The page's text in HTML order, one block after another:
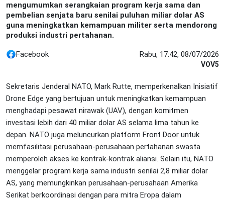
mengumumkan serangkaian program kerja sama dan
pembelian senjata baru senilai puluhan miliar dolar AS
guna meningkatkan kemampuan militer serta mendorong
produksi industri pertahanan.
Facebook Rabu, 17:42, 08/07/2026
VOV5
Sekretaris Jenderal NATO, Mark Rutte, memperkenalkan Inisiatif
Drone Edge yang bertujuan untuk meningkatkan kemampuan
menghadapi pesawat nirawak (UAV), dengan komitmen
investasi lebih dari 40 miliar dolar AS selama lima tahun ke
depan. NATO juga meluncurkan platform Front Door untuk
memfasilitasi perusahaan-perusahaan pertahanan swasta
memperoleh akses ke kontrak-kontrak aliansi. Selain itu, NATO
menggelar program kerja sama industri senilai 2,8 miliar dolar
AS, yang memungkinkan perusahaan-perusahaan Amerika
Serikat berkoordinasi dengan para mitra Eropa dalam